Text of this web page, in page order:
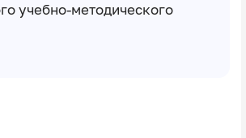
учебно-методического